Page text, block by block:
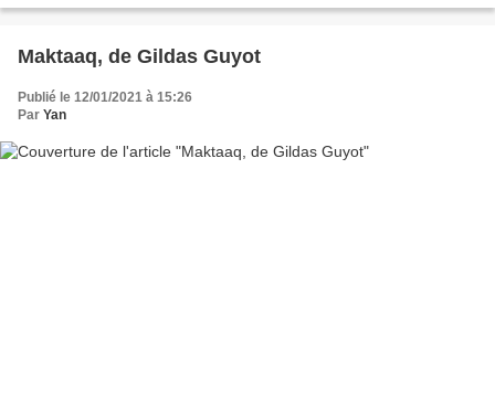
Maktaaq, de Gildas Guyot
Publié le 12/01/2021 à 15:26
Par Yan